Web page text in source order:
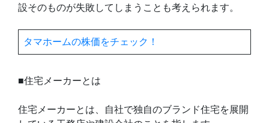
設そのものが失敗してしまうことも考えられます。
タマホームの株価をチェック！
■住宅メーカーとは
住宅メーカーとは、自社で独自のブランド住宅を展開